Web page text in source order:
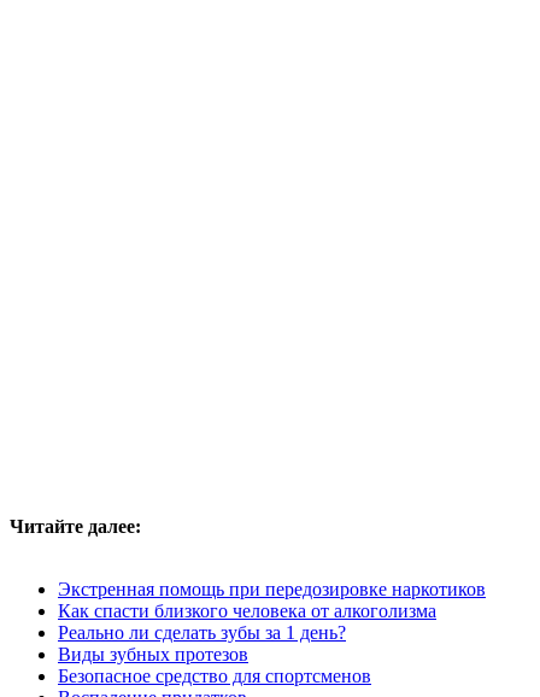
Читайте далее:
Экстренная помощь при передозировке наркотиков
Как спасти близкого человека от алкоголизма
Реально ли сделать зубы за 1 день?
Виды зубных протезов
Безопасное средство для спортсменов